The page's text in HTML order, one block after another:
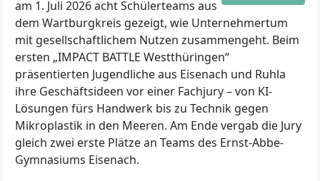
am 1. Juli 2026 acht Schülerteams aus
dem Wartburgkreis gezeigt, wie Unternehmertum
mit gesellschaftlichem Nutzen zusammengeht. Beim
ersten „IMPACT BATTLE Westthüringen“
präsentierten Jugendliche aus Eisenach und Ruhla
ihre Geschäftsideen vor einer Fachjury – von KI-
Lösungen fürs Handwerk bis zu Technik gegen
Mikroplastik in den Meeren. Am Ende vergab die Jury
gleich zwei erste Plätze an Teams des Ernst-Abbe-
Gymnasiums Eisenach.